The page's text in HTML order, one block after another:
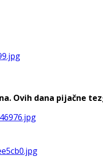
Ovih dana pijačne